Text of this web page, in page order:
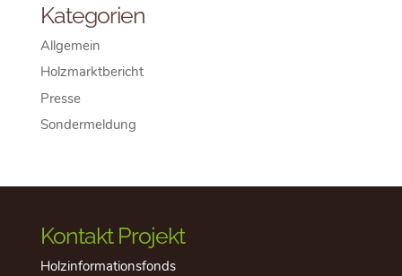
Kategorien
Allgemein
Holzmarktbericht
Presse
Sondermeldung
Kontakt Projekt
Holzinformationsfonds